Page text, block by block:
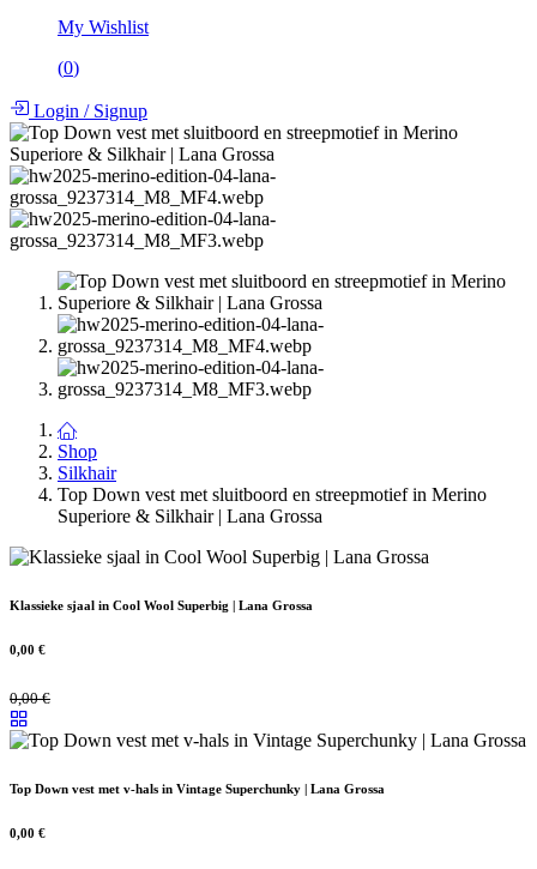
My Wishlist
(0)
Login /Signup
Shop
Silkhair
Top Down vest met sluitboord en streepmotief in Merino
Superiore & Silkhair | Lana Grossa
Klassieke sjaal in Cool Wool Superbig | Lana Grossa
0,00 €
0,00€
Top Down vest met v-hals in Vintage Superchunky | Lana Grossa
0,00 €